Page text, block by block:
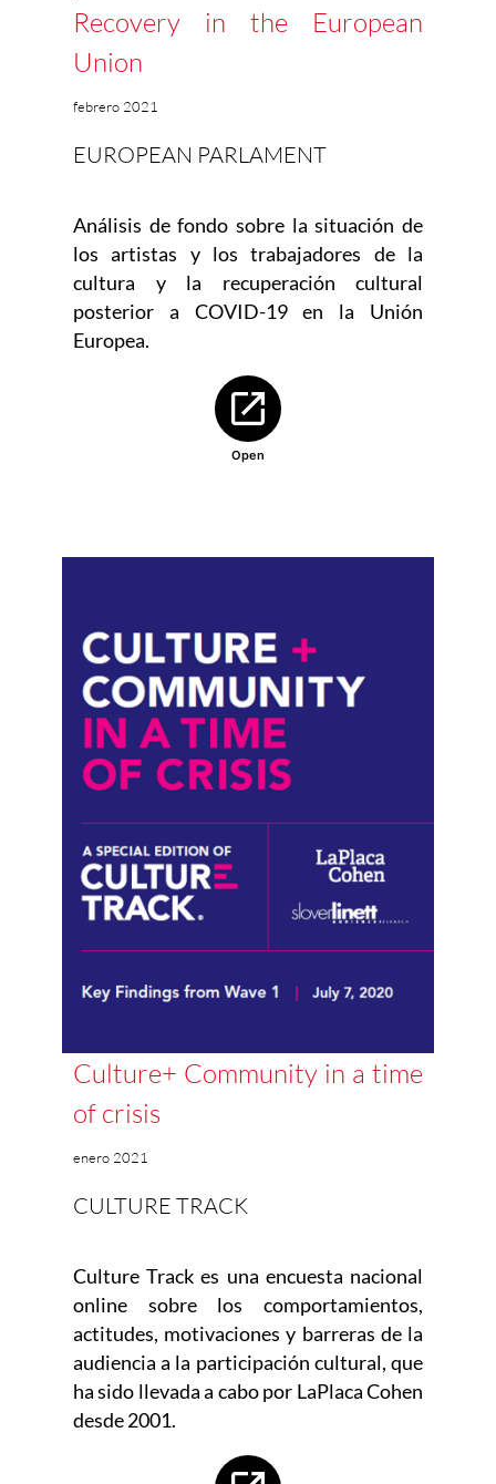
Recovery in the European
Union
febrero 2021
EUROPEAN PARLAMENT
Análisis de fondo sobre la situación de
los artistas y los trabajadores de la
cultura y la recuperación cultural
posterior a COVID-19 en la Unión
Europea.
Open
Abre en nueva ventana
Culture+ Community in a time
of crisis
enero 2021
CULTURE TRACK
Culture Track es una encuesta nacional
online sobre los comportamientos,
actitudes, motivaciones y barreras de la
audiencia a la participación cultural, que
ha sido llevada a cabo por LaPlaca Cohen
desde 2001.
Abre en nueva ventana